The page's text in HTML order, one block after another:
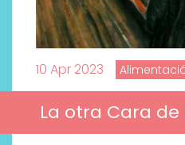
10 Apr 2023
La otra Cara